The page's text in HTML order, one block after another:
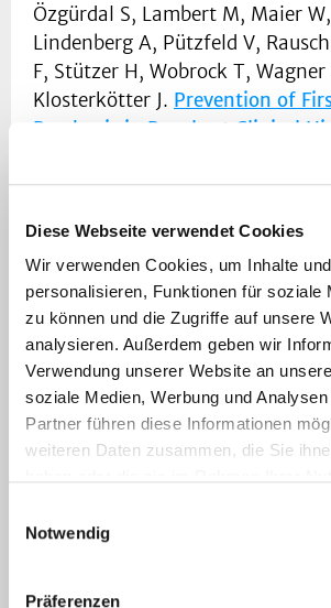
Diese Webseite verwendet Cookies
Wir verwenden Cookies, um Inhalte
personalisieren, Funktionen für soziale
zu können und die Zugriffe auf unsere
analysieren. Außerdem geben wir
Verwendung unserer Website an
soziale Medien, Werbung und
Partner führen diese Informationen
weiteren Daten zusammen, die Sie
Notwendig
Präferenzen
Özgürdal S, Lambert M, Maier
Lindenberg A, Pützfeld V,
F, Stützer H, Wobrock T,
Klosterkötter J. Prevention of
Psychosis in People at Clinical
Randomized Controlled,
Comparing Cognitive-Behavioral
Aripiprazole or Placebo
Bull. 2023; 49(4): 1055-1066.
Kroll T, Grözinger M, Matusch A,
Novakovic A, Schneider F, Bauer
electroconvulsive therapy on
A1 adenosine receptor
in patients suffering from
major depressive disorder. Front
Förstner BR, Böttger SJ,
Heinig I, Heinz A, Mathiak K,